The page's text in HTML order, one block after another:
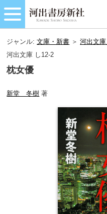
ジャンル:文庫・新書 ＞河出文
河出文庫 し12-2
枕女優
新堂 冬樹 著